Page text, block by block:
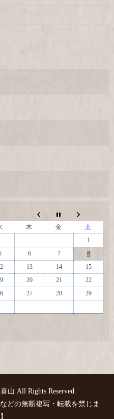
木 金
土
1
6 7
8
13 14
15
20 21
22
27 28
29
山 All Rights Reserved.
どの無断複写・転載を禁じま